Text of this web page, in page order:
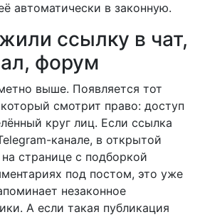
автоматически в законную.
ссылку в чат,
форум
выше. Появляется тот
смотрит право: доступ
круг лиц. Если ссылка
канале, в открытой
странице с подборкой
под постом, это уже
незаконное
А если такая публикация